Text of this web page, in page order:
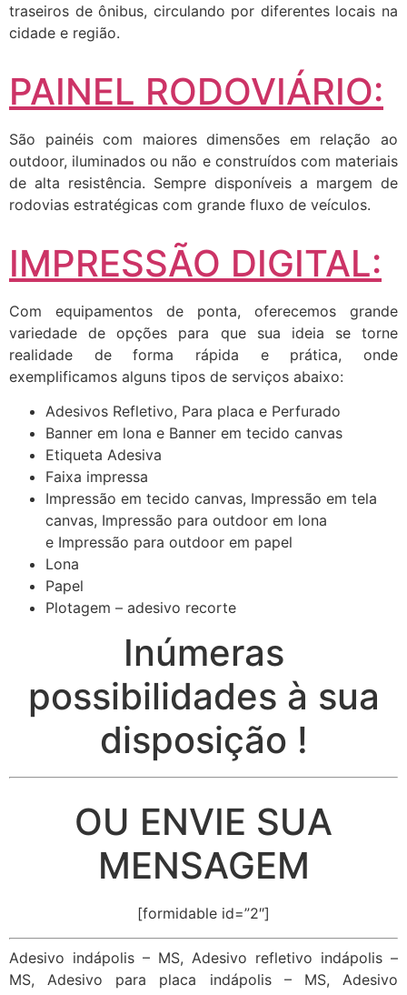
traseiros de ônibus, circulando por diferentes locais na
cidade e região.
PAINEL RODOVIÁRIO:
São painéis com maiores dimensões em relação ao
outdoor, iluminados ou não e construídos com materiais
de alta resistência. Sempre disponíveis a margem de
rodovias estratégicas com grande fluxo de veículos.
IMPRESSÃO DIGITAL:
Com equipamentos de ponta, oferecemos grande
variedade de opções para que sua ideia se torne
realidade de forma rápida e prática, onde
exemplificamos alguns tipos de serviços abaixo:
Adesivos Refletivo, Para placa e Perfurado
Banner em lona e Banner em tecido canvas
Etiqueta Adesiva
Faixa impressa
Impressão em tecido canvas, Impressão em tela
canvas, Impressão para outdoor em lona
e Impressão para outdoor em papel
Lona
Papel
Plotagem – adesivo recorte
Inúmeras
possibilidades à sua
disposição !
OU ENVIE SUA
MENSAGEM
[formidable id=”2″]
Adesivo indápolis – MS, Adesivo refletivo indápolis –
MS, Adesivo para placa indápolis – MS, Adesivo